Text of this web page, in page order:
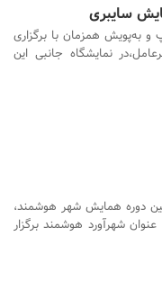
سایبری
به‌پویش همزمان با برگزاری
نمایشگاه جانبی این
دوره همایش شهر هوشمند،
شهرآورد هوشمند برگزار